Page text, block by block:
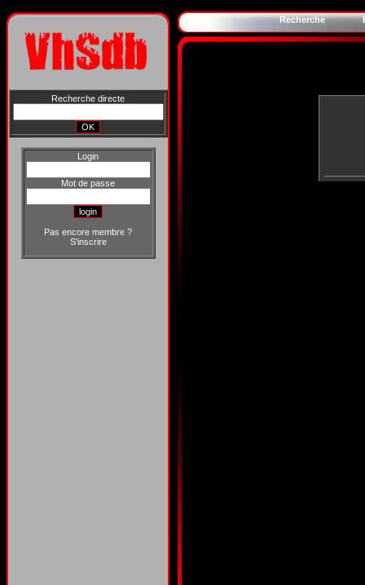
Recherche directe
Login
Mot de passe
Pas encore membre ?
S'inscrire
Recherche